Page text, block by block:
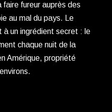
fureur auprès des
au mal du pays. Le
un ingrédient secret : le
chaque nuit de la
Amérique, propriété